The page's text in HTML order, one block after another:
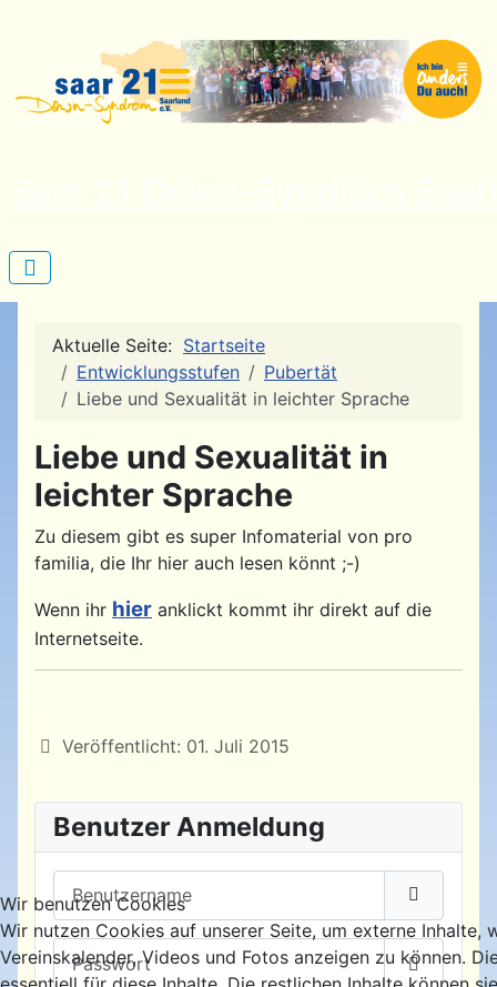
Aktuelle Seite: Startseite
Entwicklungsstufen
Pubertät
Liebe und Sexualität in leichter Sprache
Liebe und Sexualität in
leichter Sprache
Zu diesem gibt es super Infomaterial von pro
familia, die Ihr hier auch lesen könnt ;-)
Wenn ihr hier anklickt kommt ihr direkt auf die
Internetseite.
Details
Veröffentlicht: 01. Juli 2015
Benutzer Anmeldung
Passwort
Wir benutzen Cookies
Wir nutzen Cookies auf unserer Seite, um externe Inhalte,
Vereinskalender, Videos und Fotos anzeigen zu können.